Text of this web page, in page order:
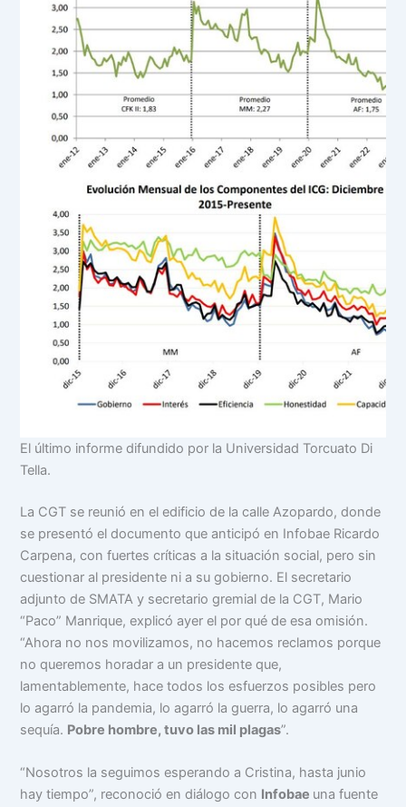
El último informe difundido por la Universidad Torcuato Di
Tella.
La CGT se reunió en el edificio de la calle Azopardo, donde
se presentó el documento que anticipó en Infobae Ricardo
Carpena, con fuertes críticas a la situación social, pero sin
cuestionar al presidente ni a su gobierno. El secretario
adjunto de SMATA y secretario gremial de la CGT, Mario
“Paco” Manrique, explicó ayer el por qué de esa omisión.
“Ahora no nos movilizamos, no hacemos reclamos porque
no queremos horadar a un presidente que,
lamentablemente, hace todos los esfuerzos posibles pero
lo agarró la pandemia, lo agarró la guerra, lo agarró una
sequía. Pobre hombre, tuvo las mil plagas”.
“Nosotros la seguimos esperando a Cristina, hasta junio
hay tiempo”, reconoció en diálogo con Infobae una fuente